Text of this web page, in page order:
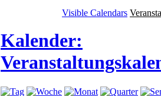
Visible Calendars
Kalender: